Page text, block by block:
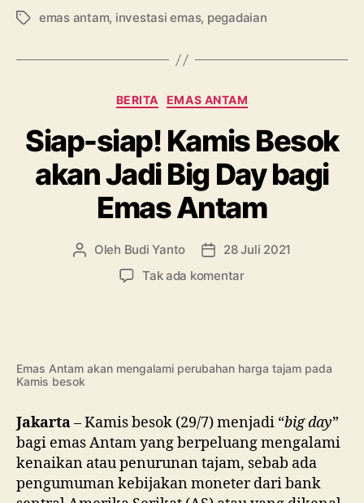
Saatnya
Tag emas antam, investasi emas, pegadaian
Kategori
BERITA EMAS ANTAM
Siap-siap! Kamis Besok
akan Jadi Big Day bagi
Emas Antam
Penulis
Oleh Budi Yanto
Tanggal
28 Juli 2021
Tak ada komentarpada
akan
Day
bagi
Emas
Antam
Emas Antam akan mengalami perubahan harga tajam pada
Kamis besok
Jakarta– Kamis besok (29/7) menjadi “big day”
bagi emas Antam yang berpeluang mengalami
kenaikan atau penurunan tajam, sebab ada
pengumuman kebijakan moneter dari bank